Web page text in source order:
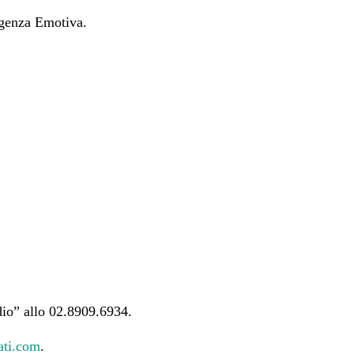
Emotiva.
allo 02.8909.6934.
.